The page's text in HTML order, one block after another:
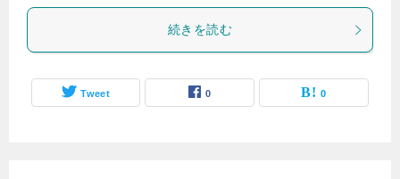
続きを読む
Tweet 0 0